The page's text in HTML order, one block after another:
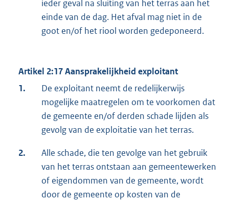
ieder geval na sluiting van het terras aan het
einde van de dag. Het afval mag niet in de
goot en/of het riool worden gedeponeerd.
Artikel 2:17 Aansprakelijkheid exploitant
1.
De exploitant neemt de redelijkerwijs
mogelijke maatregelen om te voorkomen dat
de gemeente en/of derden schade lijden als
gevolg van de exploitatie van het terras.
2.
Alle schade, die ten gevolge van het gebruik
van het terras ontstaan aan gemeentewerken
of eigendommen van de gemeente, wordt
door de gemeente op kosten van de